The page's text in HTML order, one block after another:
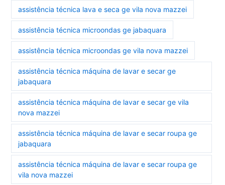
assistência técnica lava e seca ge vila nova mazzei
assistência técnica microondas ge jabaquara
assistência técnica microondas ge vila nova mazzei
assistência técnica máquina de lavar e secar ge
jabaquara
assistência técnica máquina de lavar e secar ge vila
nova mazzei
assistência técnica máquina de lavar e secar roupa ge
jabaquara
assistência técnica máquina de lavar e secar roupa ge
vila nova mazzei